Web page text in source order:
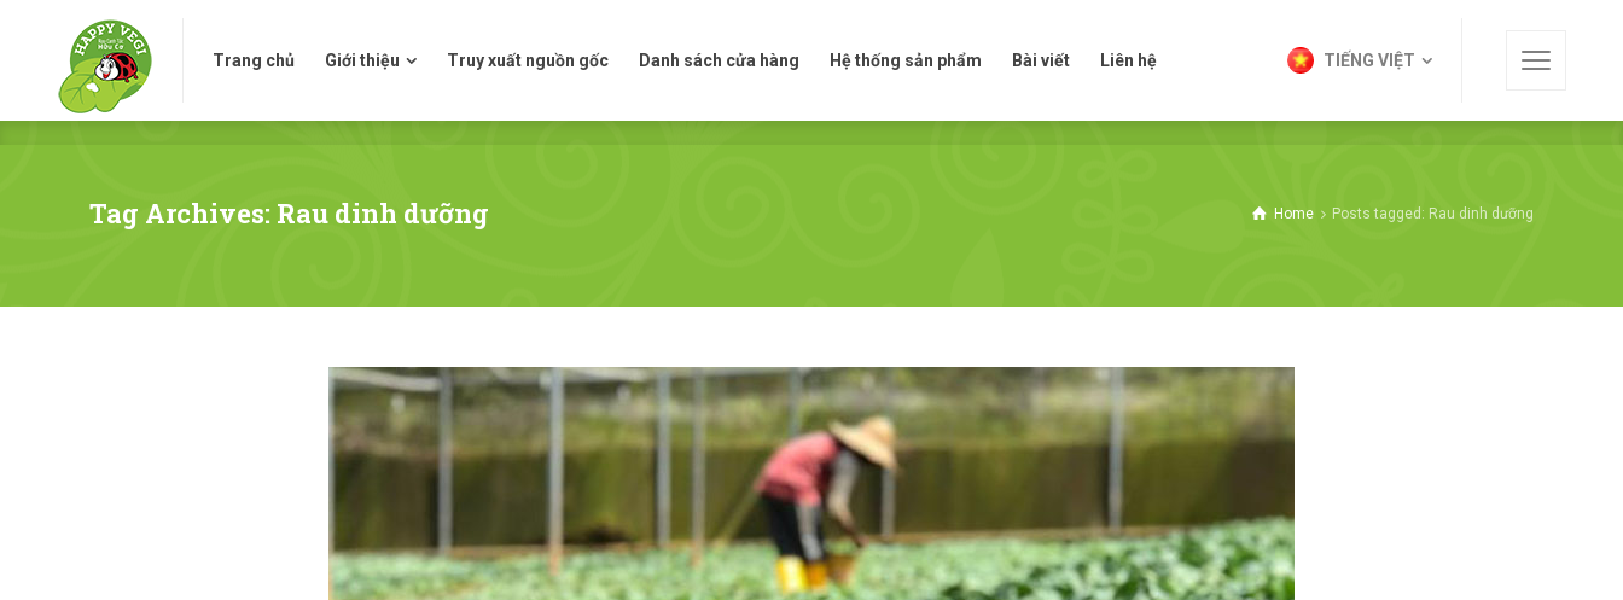
Trang chủ Giới thiệu Truy xuất nguồn gốc Danh sách cửa hàng Hệ thống sản phẩm Bài viết Liên hệ TIẾNG VIỆT
Tag Archives: Rau dinh dưỡng Home Posts tagged: Rau dinh dưỡng